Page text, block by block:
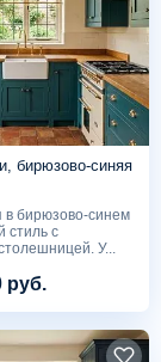
бирюзово-синяя
в бирюзово-синем
стиль с
У...
руб.